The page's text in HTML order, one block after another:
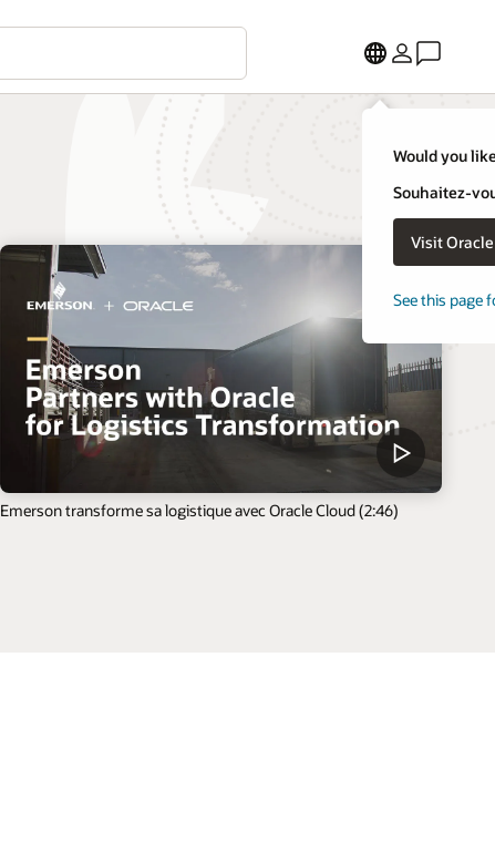
Would you
Souhaitez-
Visit
See this page
Emerson transforme sa logistique avec Oracle Cloud (2:46)